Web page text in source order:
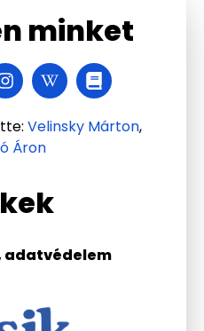
adatvédelem
minket
Velinsky Márton,
Áron